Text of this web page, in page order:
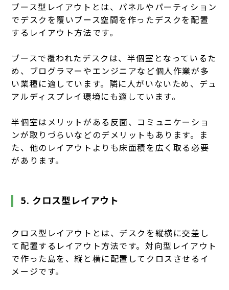
ブース型レイアウトとは、パネルやパーティション
でデスクを覆いブース空間を作ったデスクを配置
するレイアウト方法です。
ブースで覆われたデスクは、半個室となっているた
め、ブログラマーやエンジニアなど個人作業が多
い業種に適しています。隣に人がいないため、デュ
アルディスプレイ環境にも適しています。
半個室はメリットがある反面、コミュニケーショ
ンが取りづらいなどのデメリットもあります。ま
た、他のレイアウトよりも床面積を広く取る必要
があります。
5. クロス型レイアウト
クロス型レイアウトとは、デスクを縦横に交差し
て配置するレイアウト方法です。対向型レイアウト
で作った島を、縦と横に配置してクロスさせるイ
メージです。